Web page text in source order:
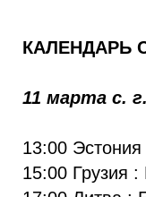
КАЛЕНДАРЬ
11 марта с. г.
13:00
15:00 Грузия